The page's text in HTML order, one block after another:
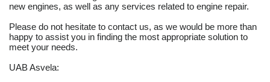
new engines, as well as any services related to engine repair.
Please do not hesitate to contact us, as we would be more than
happy to assist you in finding the most appropriate solution to
meet your needs.
UAB Asvela: